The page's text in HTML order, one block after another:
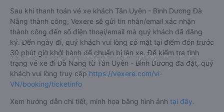
Sau khi thanh toán vé xe khách Tân Uyên - Bình Dương Đà
Nẵng thành công, Vexere sẽ gửi tin nhắn/email xác nhận
thành công đến số điện thoại/email mà quý khách đã đăng
ký. Đến ngày đi, quý khách vui lòng có mặt tại điểm đón trước
30 phút giờ khởi hành để chuẩn bị lên xe. Để kiểm tra tình
trạng vé xe đi Đà Nẵng từ Tân Uyên - Bình Dương đã đặt, quý
khách vui lòng truy cập https://vexere.com/vi-
VN/booking/ticketinfo
Xem hướng dẫn chi tiết, minh họa bằng hình ảnh tại đây.